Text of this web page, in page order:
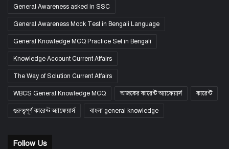
General Awareness asked in SSC
General Awareness Mock Test in Bengali Language
General Knowledge MCQ Practice Set in Bengali
Knowledge Account Current Affairs
The Way of Solution Current Affairs
WBCS General Knowledge MCQ আজকের কারেন্ট অ্যাফেয়ার্স কারেন্ট
গুরুত্বপূর্ণ কারেন্ট অ্যাফেয়ার্স বাংলা general knowledge
Follow Us